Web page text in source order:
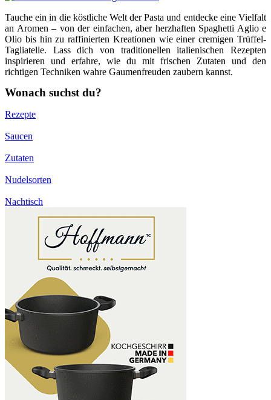
Tauche ein in die köstliche Welt der Pasta und entdecke eine Vielfalt
an Aromen – von der einfachen, aber herzhaften Spaghetti Aglio e
Olio bis hin zu raffinierten Kreationen wie einer cremigen Trüffel-
Tagliatelle. Lass dich von traditionellen italienischen Rezepten
inspirieren und erfahre, wie du mit frischen Zutaten und den
richtigen Techniken wahre Gaumenfreuden zaubern kannst.
Wonach suchst du?
Rezepte
Saucen
Zutaten
Nudelsorten
Nachtisch